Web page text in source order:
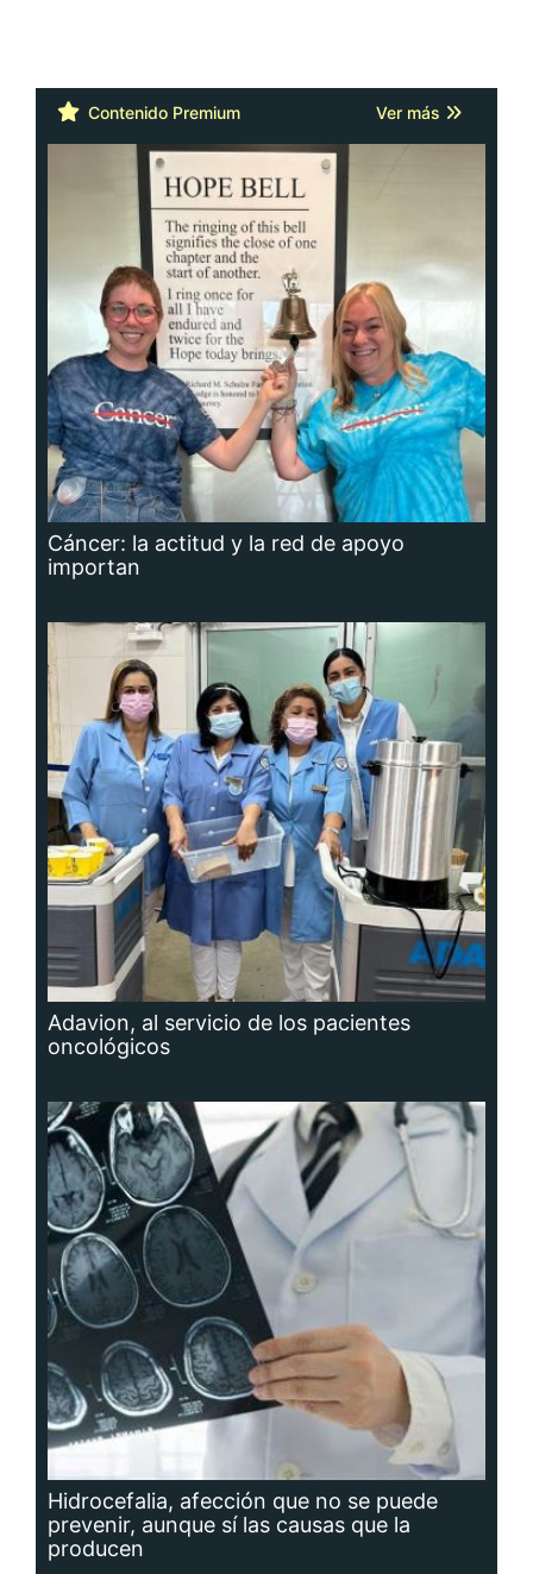
Contenido Premium Ver más
Cáncer: la actitud y la red de apoyo
importan
Adavion, al servicio de los pacientes
oncológicos
Hidrocefalia, afección que no se puede
prevenir, aunque sí las causas que la
producen